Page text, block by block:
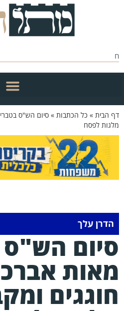
הבית»כל הכתבות»סיום הש"ס בטבריה:
לפסח
הדרן עלך
הש"ס